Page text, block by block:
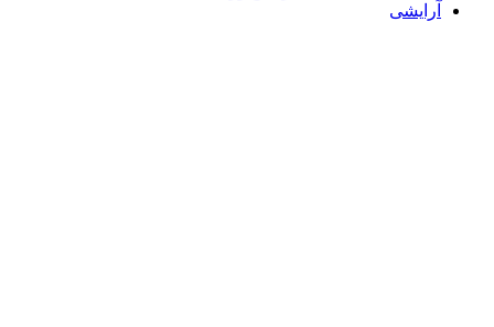
آرایشی